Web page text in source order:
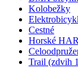
Kolobežky
Cestné
Horské
Trail (zdvih